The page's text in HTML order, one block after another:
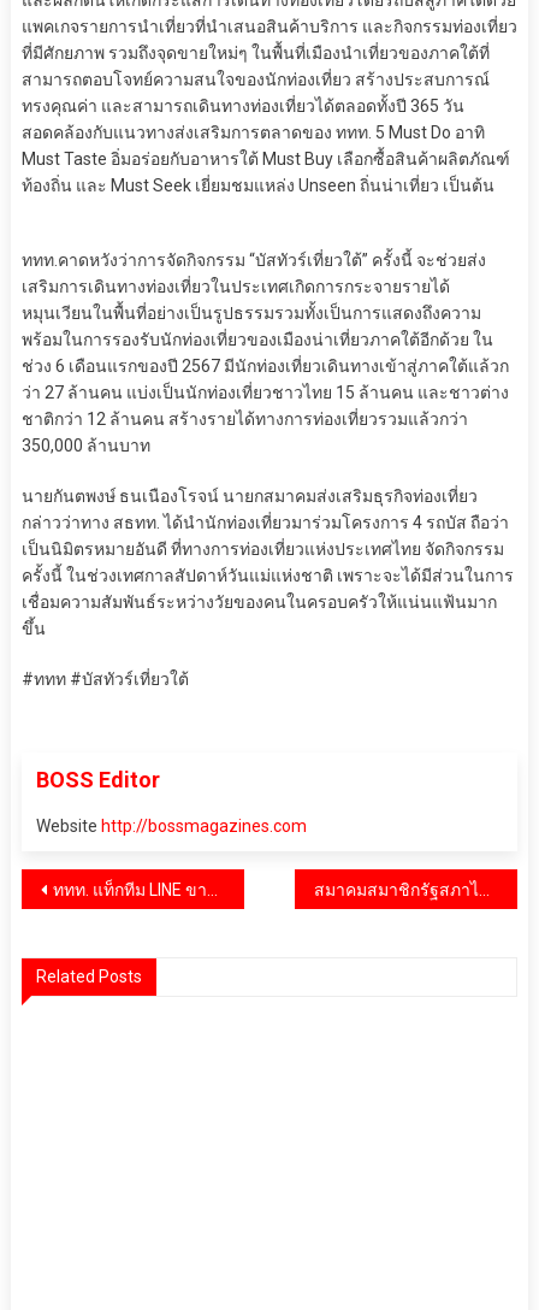
แพคเกจรายการนำเที่ยวที่นำเสนอสินค้าบริการ และกิจกรรมท่องเที่ยว
ที่มีศักยภาพ รวมถึงจุดขายใหม่ๆ ในพื้นที่เมืองนำเที่ยวของภาคใต้ที่
สามารถตอบโจทย์ความสนใจของนักท่องเที่ยว สร้างประสบการณ์
ทรงคุณค่า และสามารถเดินทางท่องเที่ยวได้ตลอดทั้งปี 365 วัน
สอดคล้องกับแนวทางส่งเสริมการตลาดของ ททท. 5 Must Do อาทิ
Must Taste อิ่มอร่อยกับอาหารใต้ Must Buy เลือกซื้อสินค้าผลิตภัณฑ์
ท้องถิ่น และ Must Seek เยี่ยมชมแหล่ง Unseen ถิ่นน่าเที่ยว เป็นต้น
ททท.คาดหวังว่าการจัดกิจกรรม “บัสทัวร์เที่ยวใต้” ครั้งนี้ จะช่วยส่ง
เสริมการเดินทางท่องเที่ยวในประเทศเกิดการกระจายรายได้
หมุนเวียนในพื้นที่อย่างเป็นรูปธรรมรวมทั้งเป็นการแสดงถึงความ
พร้อมในการรองรับนักท่องเที่ยวของเมืองน่าเที่ยวภาคใต้อีกด้วย ใน
ช่วง 6 เดือนแรกของปี 2567 มีนักท่องเที่ยวเดินทางเข้าสู่ภาคใต้แล้วก
ว่า 27 ล้านคน แบ่งเป็นนักท่องเที่ยวชาวไทย 15 ล้านคน และชาวต่าง
ชาติกว่า 12 ล้านคน สร้างรายได้ทางการท่องเที่ยวรวมแล้วกว่า
350,000 ล้านบาท
นายกันตพงษ์ ธนเนืองโรจน์ นายกสมาคมส่งเสริมธุรกิจท่องเที่ยว
กล่าวว่าทาง สธทท. ได้นำนักท่องเที่ยวมาร่วมโครงการ 4 รถบัส ถือว่า
เป็นนิมิตรหมายอันดี ที่ทางการท่องเที่ยวแห่งประเทศไทย จัดกิจกรรม
ครั้งนี้ ในช่วงเทศกาลสัปดาห์วันแม่แห่งชาติ เพราะจะได้มีส่วนในการ
เชื่อมความสัมพันธ์ระหว่างวัยของคนในครอบครัวให้แน่นแฟ้นมาก
ขึ้น
#ททท #บัสทัวร์เที่ยวใต้
BOSS Editor
Website http://bossmagazines.com
แนะแนว
ททท. แท็กทีม LINE ขานรับนโยบาย IGNITE Thailand’s Tourism ในโครงการ “Amazing Thailand 365 วัน มหัศจรรย์เมืองน่าเที่ยว” สมาคมสมาชิกรัฐสภาไทย จับมือ ม.เกริก จัดโครงการอบรมสัมมนา “ภาวะผู้นำทางการเมือง และการค้าในโลกยุคใหม่ รุ่น 1”
Related Posts